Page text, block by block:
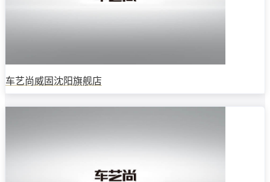
车艺尚威固沈阳旗舰店